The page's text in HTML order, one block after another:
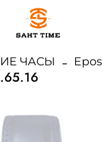
ЧАСЫ Epos